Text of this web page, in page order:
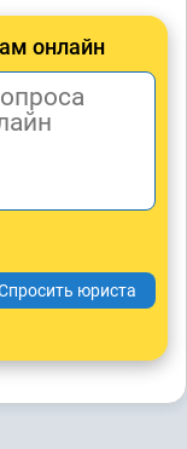
онлайн